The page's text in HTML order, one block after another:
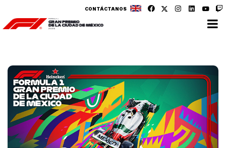
CONTÁCTANOS